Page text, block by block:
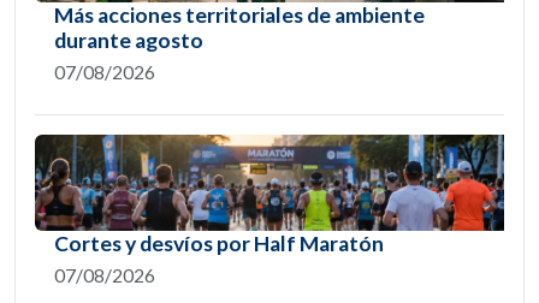
Más acciones territoriales de ambiente
durante agosto
07/08/2026
Cortes y desvíos por Half Maratón
07/08/2026